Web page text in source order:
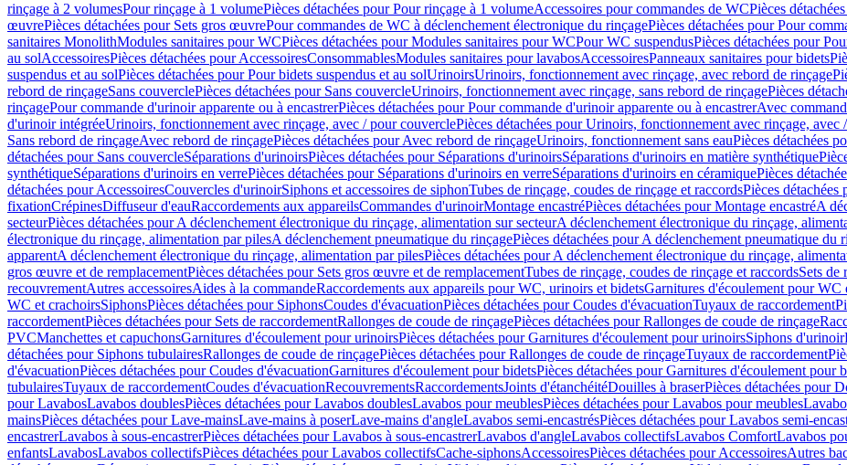
rinçage à 2 volumesPour rinçage à 1 volumePièces détachées pour Pour rinçage à 1 volumeAccessoires pour commandes de WCPièces
œuvrePièces détachées pour Sets gros œuvrePour commandes de WC à déclenchement électronique du rinçagePièces détachées pour Pour
sanitaires MonolithModules sanitaires pour WCPièces détachées pour Modules sanitaires pour WCPour WC suspendusPièces détachées pour
au solAccessoiresPièces détachées pour AccessoiresConsommablesModules sanitaires pour lavabosAccessoiresPanneaux sanitaires pour bidets
suspendus et au solPièces détachées pour Pour bidets suspendus et au solUrinoirsUrinoirs, fonctionnement avec rinçage, avec rebord de rinçage
rebord de rinçageSans couverclePièces détachées pour Sans couvercleUrinoirs, fonctionnement avec rinçage, sans rebord de rinçagePièces
rinçagePour commande d'urinoir apparente ou à encastrerPièces détachées pour Pour commande d'urinoir apparente ou à encastrerAvec
d'urinoir intégréeUrinoirs, fonctionnement avec rinçage, avec / pour couverclePièces détachées pour Urinoirs, fonctionnement avec rinçage, avec
Sans rebord de rinçageAvec rebord de rinçagePièces détachées pour Avec rebord de rinçageUrinoirs, fonctionnement sans eauPièces détachées
détachées pour Sans couvercleSéparations d'urinoirsPièces détachées pour Séparations d'urinoirsSéparations d'urinoirs en matière synthétique
synthétiqueSéparations d'urinoirs en verrePièces détachées pour Séparations d'urinoirs en verreSéparations d'urinoirs en céramiquePièces
détachées pour AccessoiresCouvercles d'urinoirSiphons et accessoires de siphonTubes de rinçage, coudes de rinçage et raccordsPièces détachées
fixationCrépinesDiffuseur d'eauRaccordements aux appareilsCommandes d'urinoirMontage encastréPièces détachées pour Montage encastréA
secteurPièces détachées pour A déclenchement électronique du rinçage, alimentation sur secteurA déclenchement électronique du rinçage,
électronique du rinçage, alimentation par pilesA déclenchement pneumatique du rinçagePièces détachées pour A déclenchement pneumatique du
apparentA déclenchement électronique du rinçage, alimentation par pilesPièces détachées pour A déclenchement électronique du rinçage,
gros œuvre et de remplacementPièces détachées pour Sets gros œuvre et de remplacementTubes de rinçage, coudes de rinçage et raccordsSets de
recouvrementAutres accessoiresAides à la commandeRaccordements aux appareils pour WC, urinoirs et bidetsGarnitures d'écoulement pour WC
WC et crachoirsSiphonsPièces détachées pour SiphonsCoudes d'évacuationPièces détachées pour Coudes d'évacuationTuyaux de raccordement
raccordementPièces détachées pour Sets de raccordementRallonges de coude de rinçagePièces détachées pour Rallonges de coude de rinçage
PVCManchettes et capuchonsGarnitures d'écoulement pour urinoirsPièces détachées pour Garnitures d'écoulement pour urinoirsSiphons d'urinoir
détachées pour Siphons tubulairesRallonges de coude de rinçagePièces détachées pour Rallonges de coude de rinçageTuyaux de raccordement
d'évacuationPièces détachées pour Coudes d'évacuationGarnitures d'écoulement pour bidetsPièces détachées pour Garnitures d'écoulement pour
tubulairesTuyaux de raccordementCoudes d'évacuationRecouvrementsRaccordementsJoints d'étanchéitéDouilles à braserPièces détachées pour
pour LavabosLavabos doublesPièces détachées pour Lavabos doublesLavabos pour meublesPièces détachées pour Lavabos pour meubles
mainsPièces détachées pour Lave-mainsLave-mains à poserLave-mains d'angleLavabos semi-encastrésPièces détachées pour Lavabos semi-
encastrerLavabos à sous-encastrerPièces détachées pour Lavabos à sous-encastrerLavabos d'angleLavabos collectifsLavabos ComfortLavabos
enfantsLavabosLavabos collectifsPièces détachées pour Lavabos collectifsCache-siphonsAccessoiresPièces détachées pour AccessoiresAutres